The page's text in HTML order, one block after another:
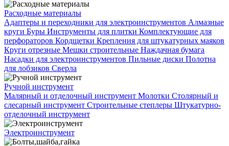
Расходные материалы
Адаптеры и переходники для электроинструментов Алмазные
круги Буры Инструменты для плитки Комплектующие для
перфораторов Кордщетки Крепления для штукатурных маяков
Круги отрезные Мешки строительные Наждачная бумага
Насадки для электроинструментов Пильные диски Полотна
для лобзиков Сверла
Ручной инструмент
Малярный и отделочный инструмент Молотки Столярный и
слесарный инструмент Строительные степлеры Штукатурно-
отделочный инструмент
Электроинструмент